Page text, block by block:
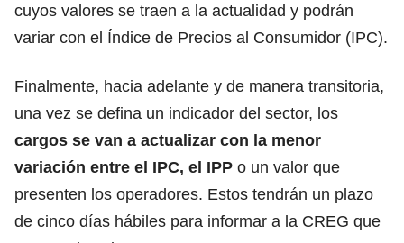
cuyos valores se traen a la actualidad y podrán
variar con el Índice de Precios al Consumidor (IPC).
Finalmente, hacia adelante y de manera transitoria,
una vez se defina un indicador del sector, los
cargos se van a actualizar con la menor
variación entre el IPC, el IPP o un valor que
presenten los operadores. Estos tendrán un plazo
de cinco días hábiles para informar a la CREG que